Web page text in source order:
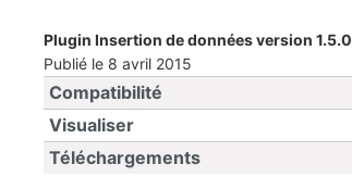
Plugin Insertion de données version 1.5.0
Publié le 8 avril 2015
Compatibilité
Visualiser
Téléchargements